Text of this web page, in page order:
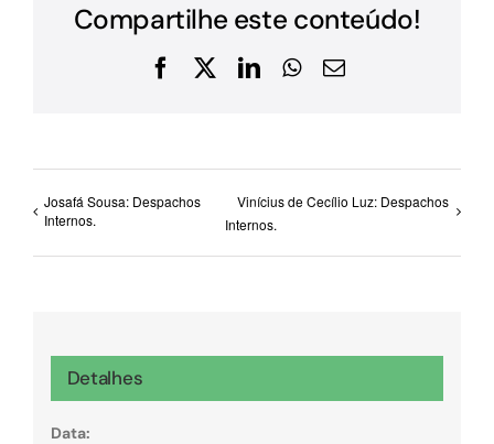
Compartilhe este conteúdo!
Facebook
X LinkedInWhatsApp
E-
Josafá Sousa: Despachos
Internos.
Vinícius de Cecílio Luz: Despachos
Internos.
Detalhes
Data: